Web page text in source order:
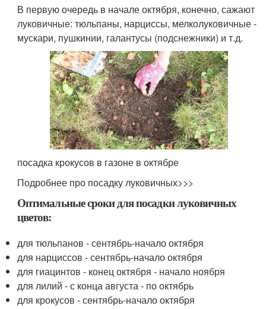
В первую очередь в начале октября, конечно, сажают
луковичные: тюльпаны, нарциссы, мелколуковичные -
мускари, пушкинии, галантусы (подснежники) и т.д.
посадка крокусов в газоне в октябре
Подробнее про посадку луковичных>>>
Оптимальные сроки для посадки луковичных
цветов:
для тюльпанов - сентябрь-начало октября
для нарциссов - сентябрь-начало октября
для гиацинтов - конец октября - начало ноября
для лилий - с конца августа - по октябрь
для крокусов - сентябрь-начало октября